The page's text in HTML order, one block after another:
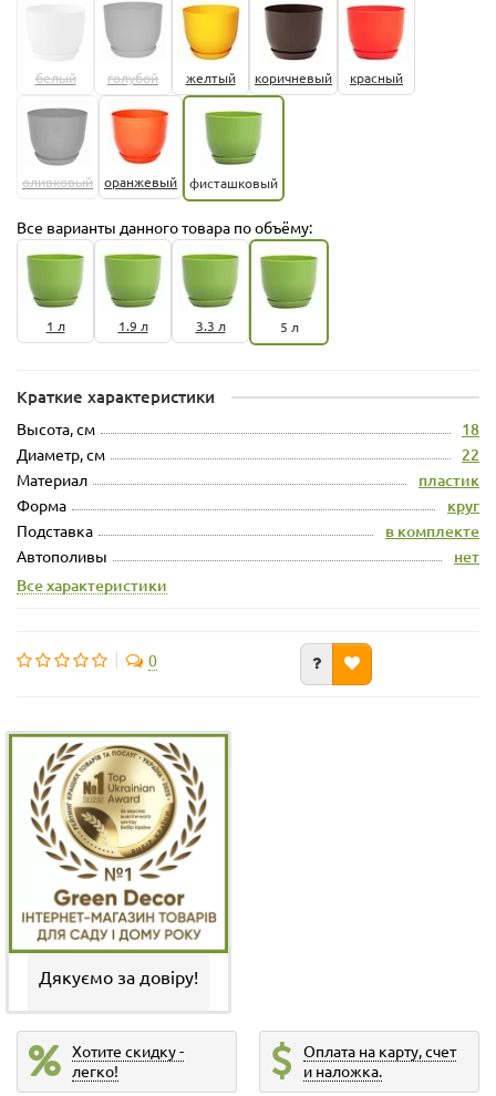
белый голубой желтый коричневый красный
оливковый оранжевый фисташковый
Все варианты данного товара по объёму:
1 л 1.9 л 3.3 л 5 л
Краткие характеристики
Высота, см 18
Диаметр, см 22
Материал пластик
Форма круг
Подставка в комплекте
Автополивы
нет
Все характеристики
0
Дякуємо за довіру!
Хотите скидку -
легко!
Оплата на карту, счет
и наложка.